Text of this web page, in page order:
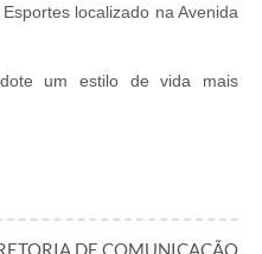
localizado na Avenida
um estilo de vida mais
DE COMUNICAÇÃO